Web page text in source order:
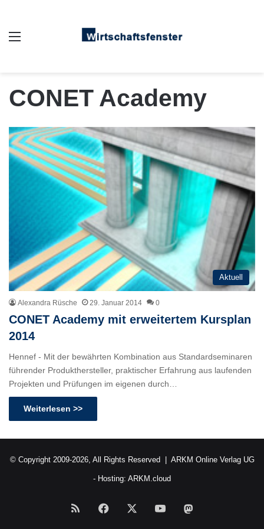
CONET Academy
Aktuell
Alexandra Rüsche 29. Januar 2014 0
CONET Academy mit erweitertem Kursplan
2014
Hennef - Mit der bewährten Kombination aus Standardseminaren
führender Produkthersteller, praktischer Erfahrung aus laufenden
Projekten und Prüfungen im eigenen durch…
Weiterlesen >>
© Copyright 2009-2026, All Rights Reserved | ARKM Online Verlag UG
- Hosting: ARKM.cloud
RSS Facebook YouTube